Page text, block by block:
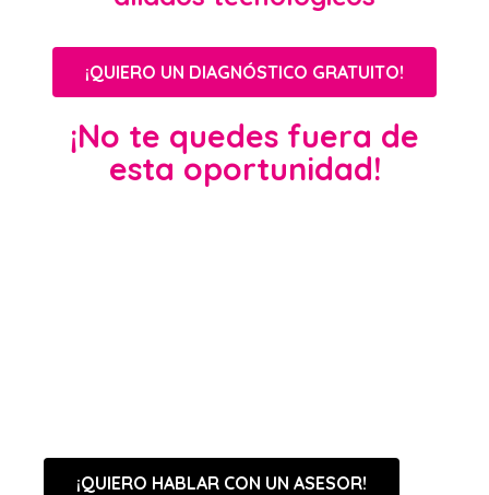
¡QUIERO UN DIAGNÓSTICO GRATUITO!
¡No te quedes fuera de
esta oportunidad!
¡QUIERO HABLAR CON UN ASESOR!